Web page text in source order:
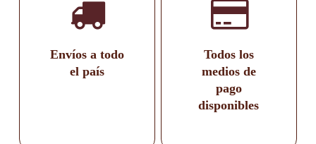
Envíos a todo
el país
Todos los
medios de
pago
disponibles